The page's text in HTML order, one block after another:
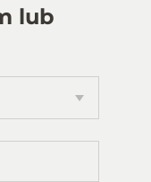
lub